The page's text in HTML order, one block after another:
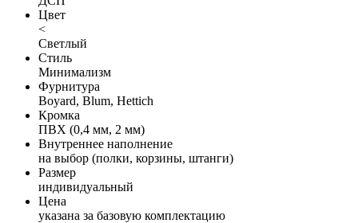
Цвет
<
Светлый
Стиль
Минимализм
Фурнитура
Boyard, Blum, Hettich
Кромка
ПВХ (0,4 мм, 2 мм)
Внутреннее наполнение
на выбор (полки, корзины, штанги)
Размер
индивидуальный
Цена
указана за базовую комплектацию